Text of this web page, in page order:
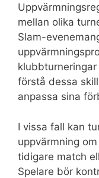
mellan olika
Slam-
förstå dessa
anpassa sina
I vissa fall kan
uppvärmning
tidigare match
Spelare bör